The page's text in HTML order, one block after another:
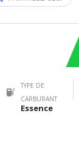
TYPE DE
CARBURANT
Essence